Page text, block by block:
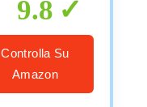
9.8
Controlla Su
Amazon